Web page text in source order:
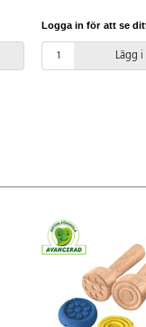
Logga in för att se
Lägg